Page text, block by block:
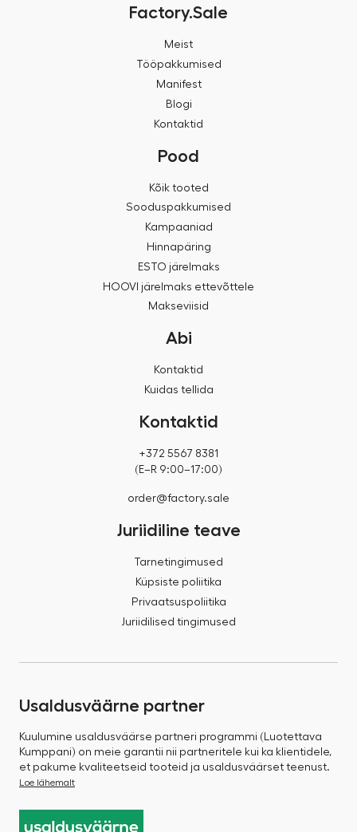
Factory.Sale
Meist
Tööpakkumised
Manifest
Blogi
Kontaktid
Pood
Kõik tooted
Sooduspakkumised
Kampaaniad
Hinnapäring
ESTO järelmaks
HOOVI järelmaks ettevõttele
Makseviisid
Abi
Kontaktid
Kuidas tellida
Kontaktid
+372 5567 8381
(E–R 9:00–17:00)
order@factory.sale
Juriidiline teave
Tarnetingimused
Küpsiste poliitika
Privaatsuspoliitika
Juriidilised tingimused
Usaldusväärne partner
Kuulumine usaldusväärse partneri programmi (Luotettava
Kumppani) on meie garantii nii partneritele kui ka klientidele,
et pakume kvaliteetseid tooteid ja usaldusväärset teenust.
Loe lähemalt